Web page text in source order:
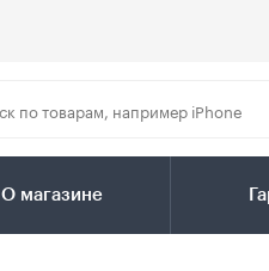
О магазине